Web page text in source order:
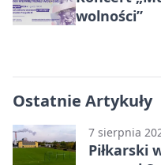
wolności”
Ostatnie Artykuły
7 sierpnia
Piłkarski